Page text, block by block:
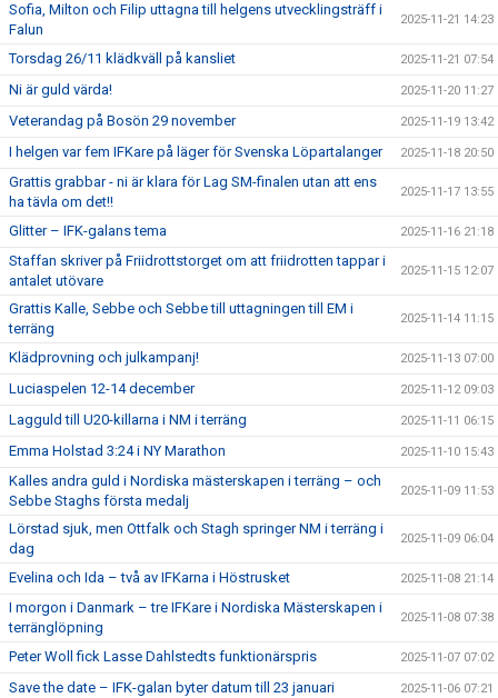
Sofia, Milton och Filip uttagna till helgens utvecklingsträff i
Falun
2025-11-21 14:23
Torsdag 26/11 klädkväll på kansliet 2025-11-21 07:54
Ni är guld värda! 2025-11-20 11:27
Veterandag på Bosön 29 november 2025-11-19 13:42
I helgen var fem IFKare på läger för Svenska Löpartalanger 2025-11-18 20:50
Grattis grabbar - ni är klara för Lag SM-finalen utan att ens
ha tävla om det!!
2025-11-17 13:55
Glitter – IFK-galans tema 2025-11-16 21:18
Staffan skriver på Friidrottstorget om att friidrotten tappar i
antalet utövare
2025-11-15 12:07
Grattis Kalle, Sebbe och Sebbe till uttagningen till EM i
terräng
2025-11-14 11:15
Klädprovning och julkampanj! 2025-11-13 07:00
Luciaspelen 12-14 december 2025-11-12 09:03
Lagguld till U20-killarna i NM i terräng 2025-11-11 06:15
Emma Holstad 3:24 i NY Marathon 2025-11-10 15:43
Kalles andra guld i Nordiska mästerskapen i terräng – och
Sebbe Staghs första medalj
2025-11-09 11:53
Lörstad sjuk, men Ottfalk och Stagh springer NM i terräng i
dag
2025-11-09 06:04
Evelina och Ida – två av IFKarna i Höstrusket 2025-11-08 21:14
I morgon i Danmark – tre IFKare i Nordiska Mästerskapen i
terränglöpning
2025-11-08 07:38
Peter Woll fick Lasse Dahlstedts funktionärspris 2025-11-07 07:02
Save the date – IFK-galan byter datum till 23 januari 2025-11-06 07:21